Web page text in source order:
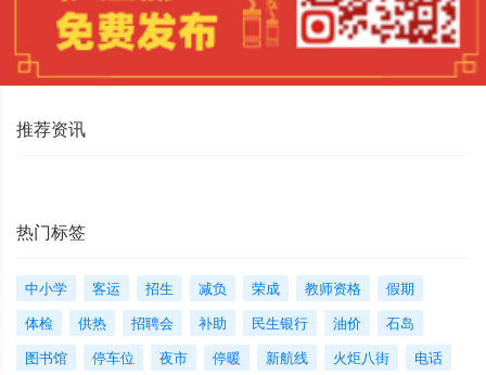
推荐资讯
热门标签
中小学 客运 招生 减负 荣成 教师资格
假期
体检
供热 招聘会 补助 民生银行 油价
石岛
图书馆
停车位 夜市 停暖 新航线 火炬八街 电话